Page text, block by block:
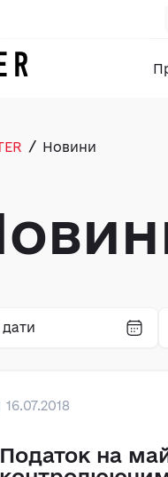
/ Новини
дати
16.07.2018
Податок на